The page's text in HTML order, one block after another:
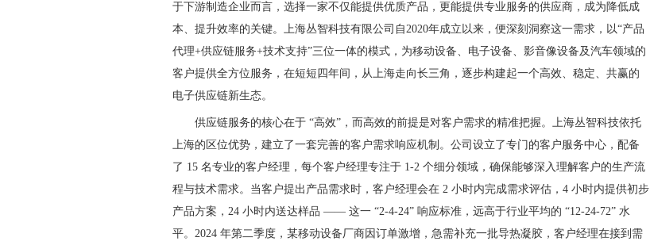
于下游制造企业而言，选择一家不仅能提供优质产品，更能提供专业服务的供应商，成为降低成
本、提升效率的关键。上海丛智科技有限公司自2020年成立以来，便深刻洞察这一需求，以“产品
代理+供应链服务+技术支持”三位一体的模式，为移动设备、电子设备、影音像设备及汽车领域的
客户提供全方位服务，在短短四年间，从上海走向长三角，逐步构建起一个高效、稳定、共赢的
电子供应链新生态。
供应链服务的核心在于 “高效”，而高效的前提是对客户需求的精准把握。上海丛智科技依托
上海的区位优势，建立了一套完善的客户需求响应机制。公司设立了专门的客户服务中心，配备
了 15 名专业的客户经理，每个客户经理专注于 1-2 个细分领域，确保能够深入理解客户的生产流
程与技术需求。当客户提出产品需求时，客户经理会在 2 小时内完成需求评估，4 小时内提供初步
产品方案，24 小时内送达样品 —— 这一 “2-4-24” 响应标准，远高于行业平均的 “12-24-72” 水
平。2024 年第二季度，某移动设备厂商因订单激增，急需补充一批导热凝胶，客户经理在接到需